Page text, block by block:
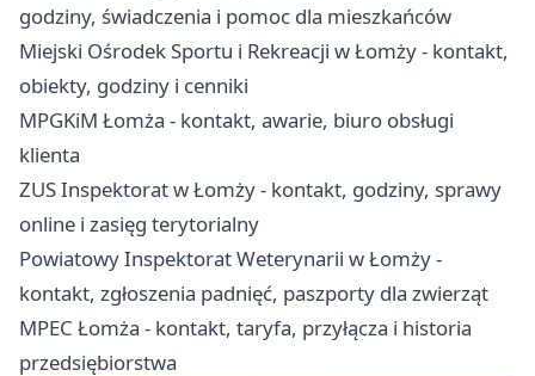
godziny, świadczenia i pomoc dla mieszkańców
Miejski Ośrodek Sportu i Rekreacji w Łomży - kontakt,
obiekty, godziny i cenniki
MPGKiM Łomża - kontakt, awarie, biuro obsługi
klienta
ZUS Inspektorat w Łomży - kontakt, godziny, sprawy
online i zasięg terytorialny
Powiatowy Inspektorat Weterynarii w Łomży -
kontakt, zgłoszenia padnięć, paszporty dla zwierząt
MPEC Łomża - kontakt, taryfa, przyłącza i historia
przedsiębiorstwa